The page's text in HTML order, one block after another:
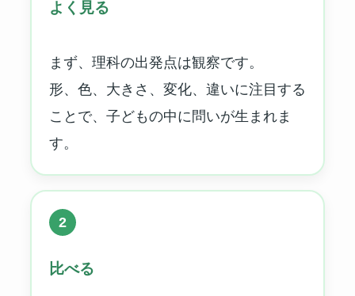
よく見る
まず、理科の出発点は観察です。
形、色、大きさ、変化、違いに注目する
ことで、子どもの中に問いが生まれま
す。
2
比べる